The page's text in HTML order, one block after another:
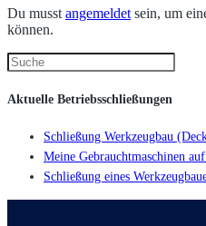
Du musstangemeldetsein, um
können.
Aktuelle Betriebsschließungen
Schließung Werkzeugbau
Meine Gebrauchtmaschinen
Schließung eines